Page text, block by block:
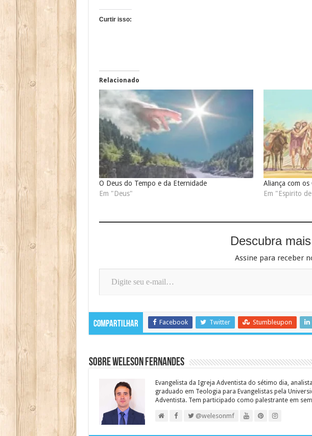
Curtir isso:
Relacionado
O Deus do Tempo e da Eternidade
Em "Deus"
Aliança com os
Em "Espirito
Descubra
Assine para receber
Digite seu e-mail…
Compartilhar Facebook Twitter Stumbleupon
Sobre Weleson Fernandes
Evangelista da Igreja Adventista do sétimo dia,
graduado em Teologia para Evangelistas pela
Adventista. Tem participado como palestrante em
@welesonmf